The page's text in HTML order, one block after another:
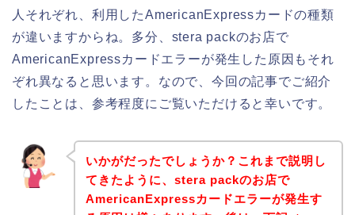
人それぞれ、利用したAmericanExpressカードの種類
が違いますからね。多分、stera packのお店で
AmericanExpressカードエラーが発生した原因もそれ
ぞれ異なると思います。なので、今回の記事でご紹介
したことは、参考程度にご覧いただけると幸いです。
いかがだったでしょうか？これまで説明し
てきたように、stera packのお店で
AmericanExpressカードエラーが発生す